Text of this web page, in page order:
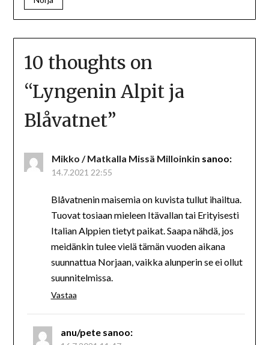
10 thoughts on
“Lyngenin Alpit ja
Blåvatnet”
Mikko / Matkalla Missä Milloinkin sanoo:
14.7.2021 22:55
Blåvatnenin maisemia on kuvista tullut ihailtua.
Tuovat tosiaan mieleen Itävallan tai Erityisesti
Italian Alppien tietyt paikat. Saapa nähdä, jos
meidänkin tulee vielä tämän vuoden aikana
suunnattua Norjaan, vaikka alunperin se ei ollut
suunnitelmissa.
Vastaa
anu/pete sanoo: